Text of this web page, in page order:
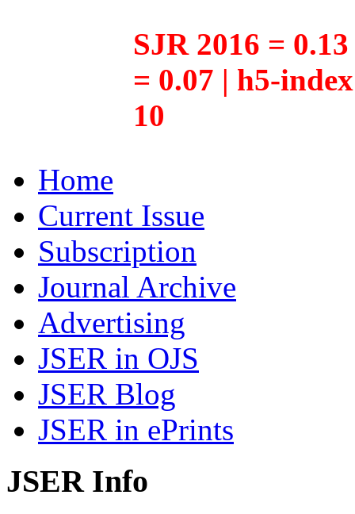
SJR 2016 =
= 0.07 | h5-
10
Home
Current Issue
Subscription
Journal Archive
Advertising
JSER in OJS
JSER Blog
JSER in ePrints
JSER Info